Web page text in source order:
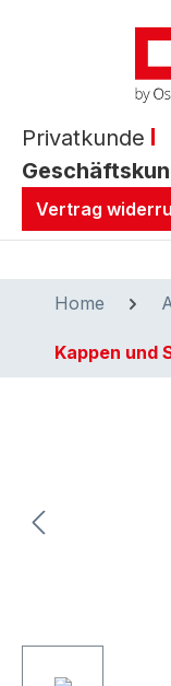
Privatkunde
Vertrag
Home
Kappen und